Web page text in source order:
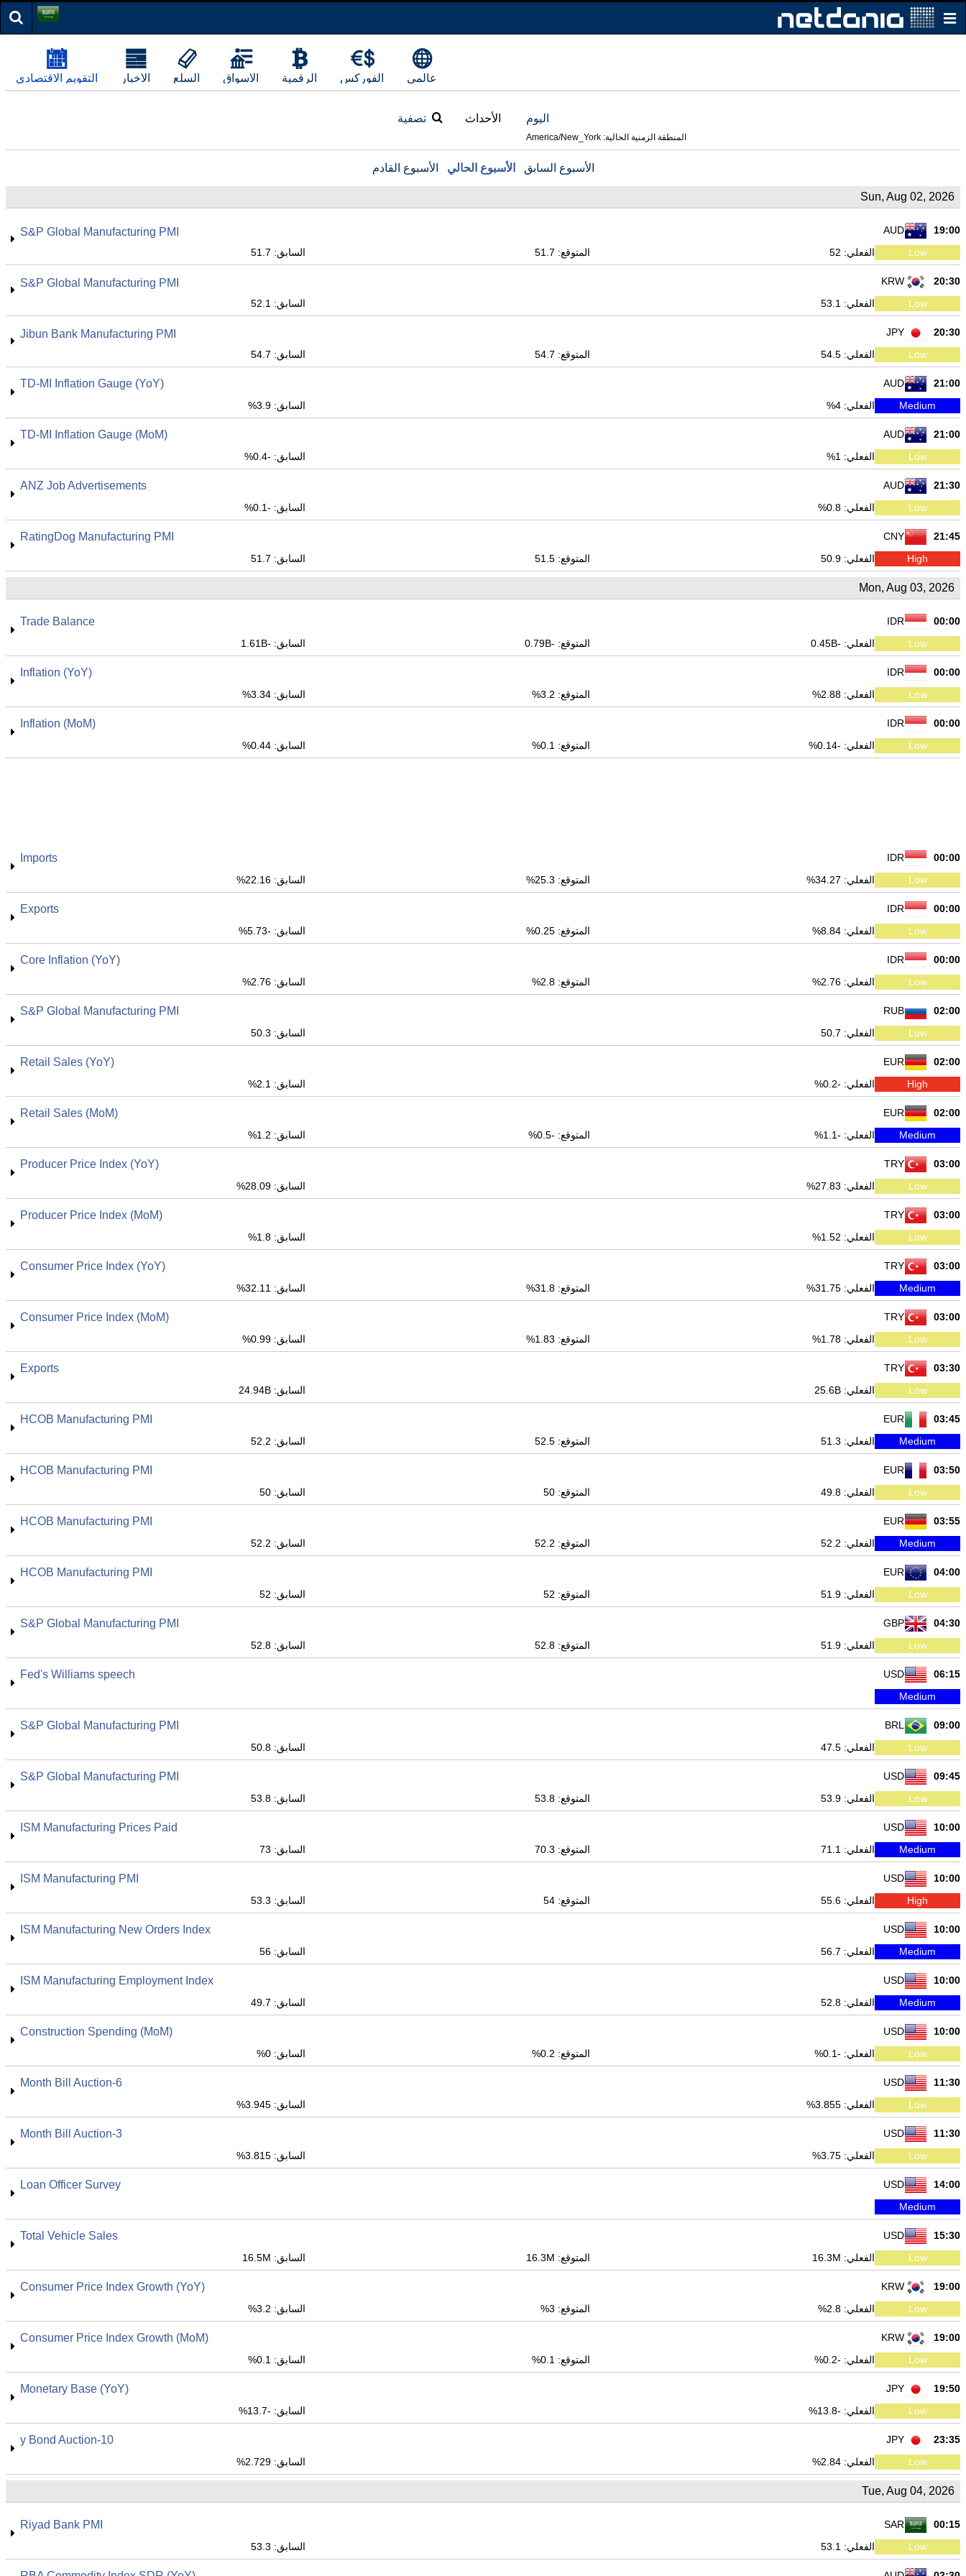
عالمي الفوركس الرقمية الأسواق السلع الأخبار التقويم الاقتصادي
اليوم
المنطقة الزمنية الحالية: America/New_York
الأحداث تصفية
الأسبوع السابق الأسبوع الحالي الأسبوع القادم
Sun, Aug 02, 2026
19:00
AUD
S&P Global Manufacturing PMI
Low الفعلي: 52 المتوقع: 51.7 السابق: 51.7
20:30
KRW
S&P Global Manufacturing PMI
Low الفعلي: 53.1 السابق: 52.1
20:30
JPY
Jibun Bank Manufacturing PMI
Low الفعلي: 54.5 المتوقع: 54.7 السابق: 54.7
21:00
AUD
TD-MI Inflation Gauge (YoY)
Medium الفعلي: 4% السابق: 3.9%
21:00
AUD
TD-MI Inflation Gauge (MoM)
Low الفعلي: 1% السابق: -0.4%
21:30
AUD
ANZ Job Advertisements
Low الفعلي: 0.8% السابق: -0.1%
21:45
CNY
RatingDog Manufacturing PMI
High الفعلي: 50.9 المتوقع: 51.5 السابق: 51.7
Mon, Aug 03, 2026
00:00
IDR
Trade Balance
Low الفعلي: -0.45B المتوقع: -0.79B السابق: -1.61B
00:00
IDR
Inflation (YoY)
Low الفعلي: 2.88% المتوقع: 3.2% السابق: 3.34%
00:00
IDR
Inflation (MoM)
Low الفعلي: -0.14% المتوقع: 0.1% السابق: 0.44%
00:00
IDR
Imports
Low الفعلي: 34.27% المتوقع: 25.3% السابق: 22.16%
00:00
IDR
Exports
Low الفعلي: 8.84% المتوقع: 0.25% السابق: -5.73%
00:00
IDR
Core Inflation (YoY)
Low الفعلي: 2.76% المتوقع: 2.8% السابق: 2.76%
02:00
RUB
S&P Global Manufacturing PMI
Low الفعلي: 50.7 السابق: 50.3
02:00
EUR
Retail Sales (YoY)
High الفعلي: -0.2% السابق: 2.1%
02:00
EUR
Retail Sales (MoM)
Medium الفعلي: -1.1% المتوقع: -0.5% السابق: 1.2%
03:00
TRY
Producer Price Index (YoY)
Low الفعلي: 27.83% السابق: 28.09%
03:00
TRY
Producer Price Index (MoM)
Low الفعلي: 1.52% السابق: 1.8%
03:00
TRY
Consumer Price Index (YoY)
Medium الفعلي: 31.75% المتوقع: 31.8% السابق: 32.11%
03:00
TRY
Consumer Price Index (MoM)
Low الفعلي: 1.78% المتوقع: 1.83% السابق: 0.99%
03:30
TRY
Exports
Low الفعلي: 25.6B السابق: 24.94B
03:45
EUR
HCOB Manufacturing PMI
Medium الفعلي: 51.3 المتوقع: 52.5 السابق: 52.2
03:50
EUR
HCOB Manufacturing PMI
Low الفعلي: 49.8 المتوقع: 50 السابق: 50
03:55
EUR
HCOB Manufacturing PMI
Medium الفعلي: 52.2 المتوقع: 52.2 السابق: 52.2
04:00
EUR
HCOB Manufacturing PMI
Low الفعلي: 51.9 المتوقع: 52 السابق: 52
04:30
GBP
S&P Global Manufacturing PMI
Low الفعلي: 51.9 المتوقع: 52.8 السابق: 52.8
06:15
USD
Fed's Williams speech
Medium
09:00
BRL
S&P Global Manufacturing PMI
Low الفعلي: 47.5 السابق: 50.8
09:45
USD
S&P Global Manufacturing PMI
Low الفعلي: 53.9 المتوقع: 53.8 السابق: 53.8
10:00
USD
ISM Manufacturing Prices Paid
Medium الفعلي: 71.1 المتوقع: 70.3 السابق: 73
10:00
USD
ISM Manufacturing PMI
High الفعلي: 55.6 المتوقع: 54 السابق: 53.3
10:00
USD
ISM Manufacturing New Orders Index
Medium الفعلي: 56.7 السابق: 56
10:00
USD
ISM Manufacturing Employment Index
Medium الفعلي: 52.8 السابق: 49.7
10:00
USD
Construction Spending (MoM)
Low الفعلي: -0.1% المتوقع: 0.2% السابق: 0%
11:30
USD
6-Month Bill Auction
Low الفعلي: 3.855% السابق: 3.945%
11:30
USD
3-Month Bill Auction
Low الفعلي: 3.75% السابق: 3.815%
14:00
USD
Loan Officer Survey
Medium
15:30
USD
Total Vehicle Sales
Low الفعلي: 16.3M المتوقع: 16.3M السابق: 16.5M
19:00
KRW
Consumer Price Index Growth (YoY)
Low الفعلي: 2.8% المتوقع: 3% السابق: 3.2%
19:00
KRW
Consumer Price Index Growth (MoM)
Low الفعلي: -0.2% المتوقع: 0.1% السابق: 0.1%
19:50
JPY
Monetary Base (YoY)
Low الفعلي: -13.8% السابق: -13.7%
23:35
JPY
10-y Bond Auction
Low الفعلي: 2.84% السابق: 2.729%
Tue, Aug 04, 2026
00:15
SAR
Riyad Bank PMI
Low الفعلي: 53.1 السابق: 53.3